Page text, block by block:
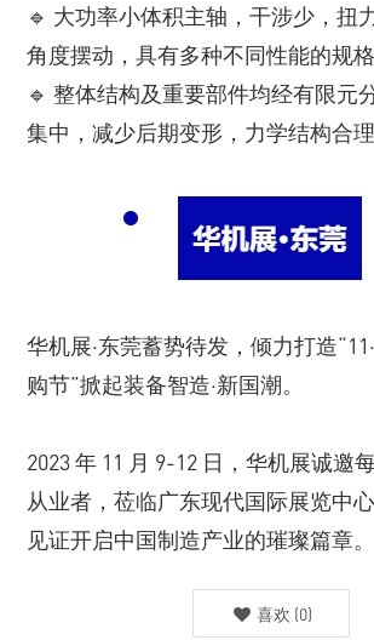
🔹 大功率小体积主轴，干涉少，扭
角度摆动，具有多种不同性能的规格
🔹 整体结构及重要部件均经有限元
集中，减少后期变形，力学结构合理
华机展·东莞蓄势待发，倾力打造
购节”掀起装备智造·新国潮。
2023 年 11 月 9-12 日，华机展诚邀
从业者，莅临广东现代国际展览中
见证开启中国制造产业的璀璨篇章。
喜欢 (0)